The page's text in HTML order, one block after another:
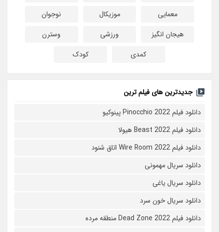
معمایی
موزیکال
نوجوان
هیجان انگیز
ورزشی
وسترن
کمدی
کودک
جدیدترین های فیلم ترین
دانلود فیلم Pinocchio 2022 پینوکیو
دانلود فیلم Beast 2022 هیولا
دانلود فیلم Wire Room 2022 اتاق شنود
دانلود سریال مهمونی
دانلود سریال یاغی
دانلود سریال خون سرد
دانلود فیلم 2022 Dead Zone منطقه مرده